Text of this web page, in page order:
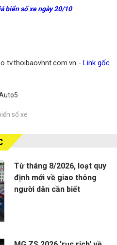
biển số xe ngày 20/10
tv.thoibaovhnt.com.vn - Link gốc
số xe
Từ tháng 8/2026, loạt quy
định mới về giao thông
người dân cần biết